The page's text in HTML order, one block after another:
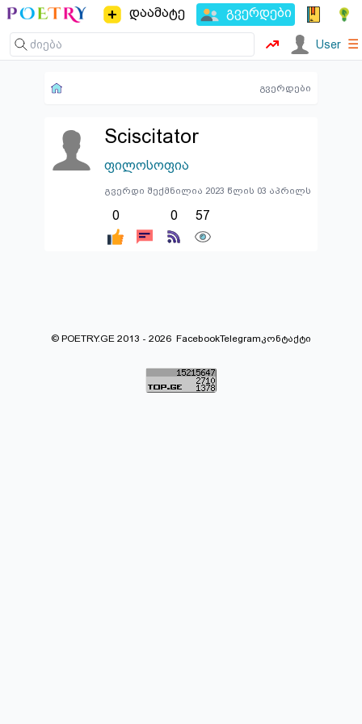
დაამატე გვერდები
User ☰
გვერდები
Sciscitator
ფილოსოფია
გვერდი შექმნილია 2023 წლის 03 აპრილს
0 0 57
© POETRY.GE 2013 - 2026 FacebookTelegramკონტაქტი